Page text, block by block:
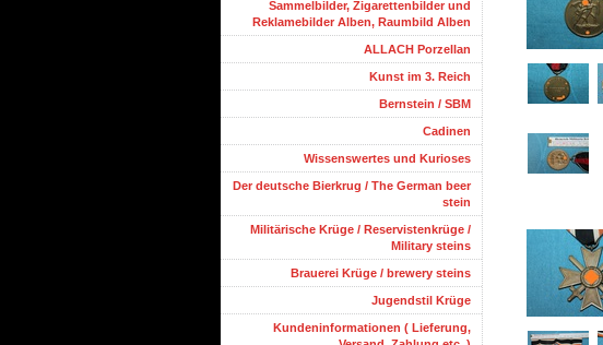
Sammelbilder, Zigarettenbilder und
Reklamebilder Alben, Raumbild Alben
ALLACH Porzellan
Kunst im 3. Reich
Bernstein / SBM
Cadinen
Wissenswertes und Kurioses
Der deutsche Bierkrug / The German beer
stein
Militärische Krüge / Reservistenkrüge /
Military steins
Brauerei Krüge / brewery steins
Jugendstil Krüge
Kundeninformationen ( Lieferung,